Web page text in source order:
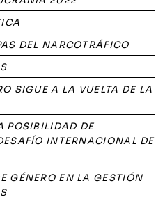
DEL NARCOTRÁFICO
SIGUE A LA VUELTA DE LA
POSIBILIDAD DE
INTERNACIONAL DE
GÉNERO EN LA GESTIÓN